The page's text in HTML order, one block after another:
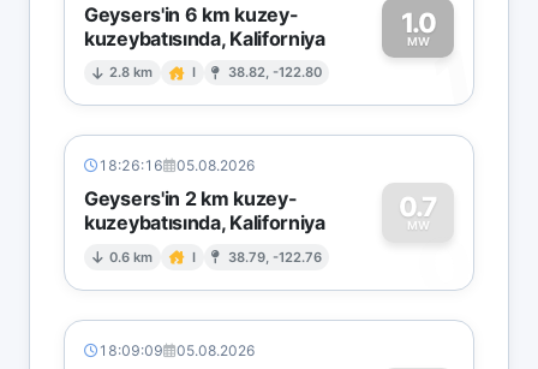
Geysers'in 6 km kuzey-
kuzeybatısında, Kaliforniya
2.8 km I 38.82, -122.80
1.0
MW1
18:26:16 05.08.2026
Geysers'in 2 km kuzey-
kuzeybatısında, Kaliforniya
0.6 km I 38.79, -122.76
0.7
MW
0
18:09:09 05.08.2026